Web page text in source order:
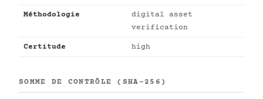
Méthodologie
digital asset
verification
Certitude high
SOMME DE CONTRÔLE (SHA-256)